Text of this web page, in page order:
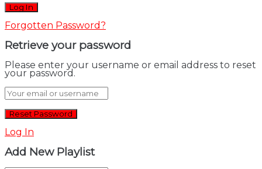
Forgotten Password?
Retrieve your password
Please enter your username or email address to reset
your password.
Log In
Add New Playlist